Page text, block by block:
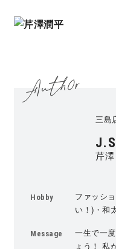
三島
芹
Hobby
ファッシ
い！)・和
Message
一生で一
ょう！ 私